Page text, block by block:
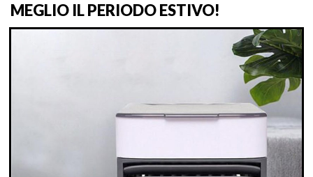
MEGLIO IL PERIODO ESTIVO!